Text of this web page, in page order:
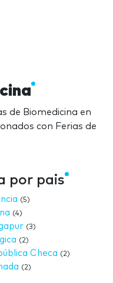
de Biomedicina en
con Ferias de
por pais
(5)
(4)
(3)
(2)
Checa (2)
(2)